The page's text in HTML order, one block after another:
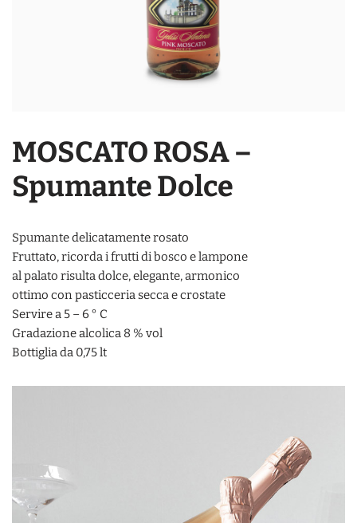
MOSCATO ROSA –
Spumante Dolce
Spumante delicatamente rosato
Fruttato, ricorda i frutti di bosco e lampone
al palato risulta dolce, elegante, armonico
ottimo con pasticceria secca e crostate
Servire a 5 – 6 ° C
Gradazione alcolica 8 % vol
Bottiglia da 0,75 lt